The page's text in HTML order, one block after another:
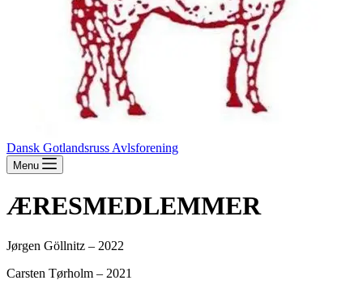
Dansk Gotlandsruss Avlsforening
Menu
ÆRESMEDLEMMER
Jørgen Göllnitz – 2022
Carsten Tørholm – 2021